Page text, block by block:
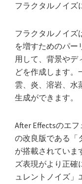
フラクタルノイズ
フラクタルノイズ
を増すためのパー
用して、背景やデ
どを作成します。
雲、炎、溶岩、水
生成ができます。
After Effectsのエ
の改良版である「
が搭載されていま
ズ表現がより正確
ュレントノイズ」